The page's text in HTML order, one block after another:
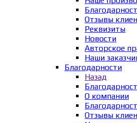
Отзывы
Реквизиты
Новости
Авторское
Наши
Благодарности
Назад
О компании
Отзывы